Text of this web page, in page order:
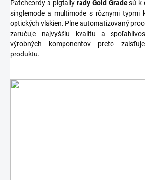
Patchcordy a pigtailyrady Gold Gradesú k
singlemode a multimode s rôznymi typmi
optických vlákien. Plne automatizovaný
zaručuje najvyššiu kvalitu a
výrobných komponentov preto
produktu.